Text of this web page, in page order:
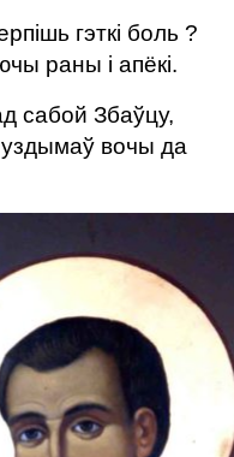
гэткі боль ?
раны і апёкі.
сабой Збаўцу,
уздымаў вочы да